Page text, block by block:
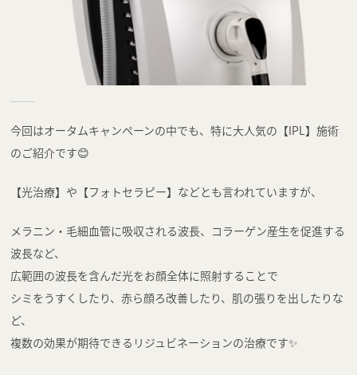
今回はオータムキャンペーンの中でも、特に大人気の【IPL】施術
のご紹介です😊
【光治療】や【フォトセラピー】などとも言われていますが、
メラニン・毛細血管に吸収される波長、コラーゲン産生を促進する
波長など、
広範囲の波長を含んだ光をお顔全体に照射することで
シミをうすくしたり、赤ら顔ろ改善したり、肌の張りを出したりな
ど、
複数の効果が期待できるリジュビネーションの治療です✨